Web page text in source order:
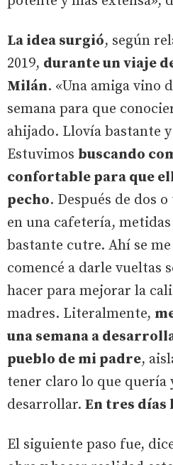
La idea surgió, según
2019, durante un viaje
Milán. «Una amiga vino
semana para que
ahijado. Llovía bastante
Estuvimos buscando
confortable para que
pecho. Después de dos
en una cafetería,
bastante cutre. Ahí se
comencé a darle vueltas
hacer para mejorar la
madres. Literalmente,
una semana a
pueblo de mi padre,
tener claro lo que quería
desarrollar. En tres
El siguiente paso fue,